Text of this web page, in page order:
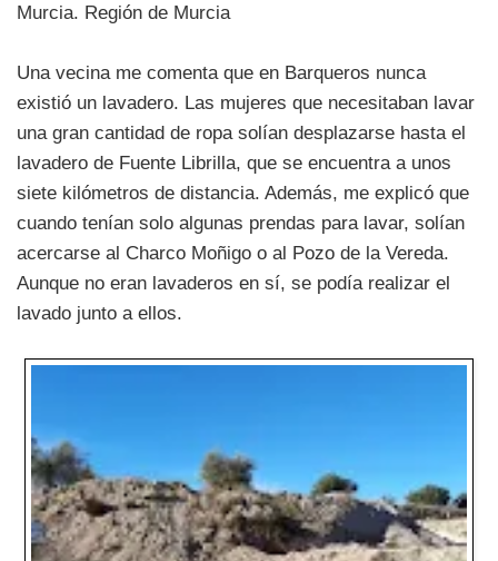
Murcia. Región de Murcia
Una vecina me comenta que en Barqueros nunca
existió un lavadero. Las mujeres que necesitaban lavar
una gran cantidad de ropa solían desplazarse hasta el
lavadero de Fuente Librilla, que se encuentra a unos
siete kilómetros de distancia. Además, me explicó que
cuando tenían solo algunas prendas para lavar, solían
acercarse al Charco Moñigo o al Pozo de la Vereda.
Aunque no eran lavaderos en sí, se podía realizar el
lavado junto a ellos.